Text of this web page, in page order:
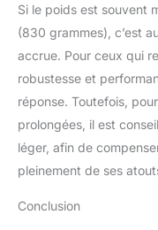
Si le poids est souvent
(830 grammes), c’est
accrue. Pour ceux qui
robustesse et
réponse. Toutefois,
prolongées, il est
léger, afin de
pleinement de ses
Conclusion